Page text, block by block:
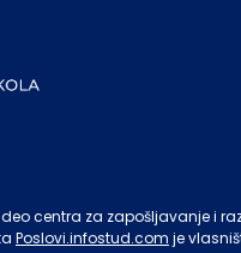
centra za zapošljavanje i
Poslovi.infostud.com je